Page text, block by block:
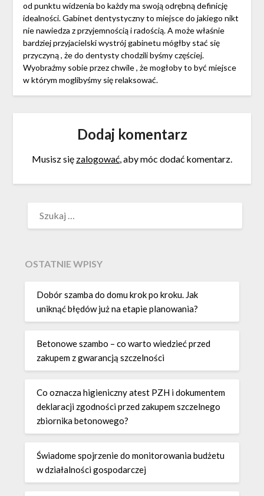
od punktu widzenia bo każdy ma swoją odrębną definicję
idealności. Gabinet dentystyczny to miejsce do jakiego nikt
nie nawiedza z przyjemnością i radością. A może właśnie
bardziej przyjacielski wystrój gabinetu mógłby stać się
przyczyną , że do dentysty chodzili byśmy częściej.
Wyobraźmy sobie przez chwile , że mogłoby to być miejsce
w którym moglibyśmy się relaksować.
Dodaj komentarz
Musisz się zalogować, aby móc dodać komentarz.
OSTATNIE WPISY
Dobór szamba do domu krok po kroku. Jak
uniknąć błędów już na etapie planowania?
Betonowe szambo – co warto wiedzieć przed
zakupem z gwarancją szczelności
Co oznacza higieniczny atest PZH i dokumentem
deklaracji zgodności przed zakupem szczelnego
zbiornika betonowego?
Świadome spojrzenie do monitorowania budżetu
w działalności gospodarczej